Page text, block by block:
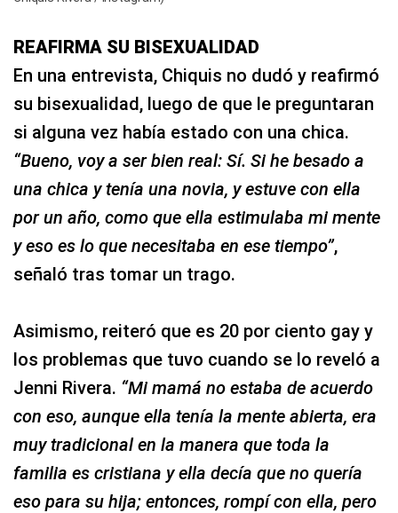
REAFIRMA SU BISEXUALIDAD
En una entrevista, Chiquis no dudó y reafirmó
su bisexualidad, luego de que le preguntaran
si alguna vez había estado con una chica.
“Bueno, voy a ser bien real: Sí. Si he besado a
una chica y tenía una novia, y estuve con ella
por un año, como que ella estimulaba mi mente
y eso es lo que necesitaba en ese tiempo”,
señaló tras tomar un trago.
Asimismo, reiteró que es 20 por ciento gay y
los problemas que tuvo cuando se lo reveló a
Jenni Rivera. “Mi mamá no estaba de acuerdo
con eso, aunque ella tenía la mente abierta, era
muy tradicional en la manera que toda la
familia es cristiana y ella decía que no quería
eso para su hija; entonces, rompí con ella, pero